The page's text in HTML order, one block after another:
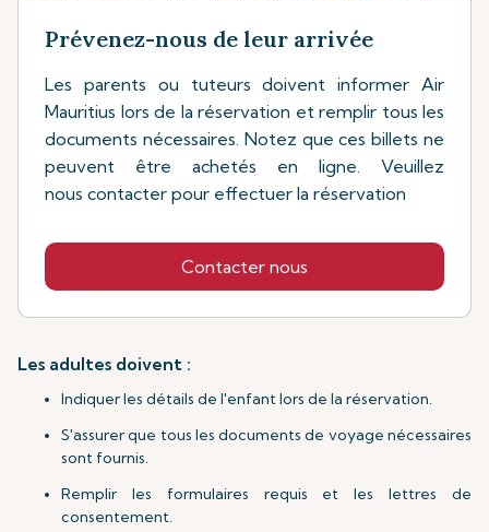
Prévenez-nous de leur arrivée
Les parents ou tuteurs doivent informer Air
Mauritius lors de la réservation et remplir tous les
documents nécessaires. Notez que ces billets ne
peuvent être achetés en ligne. Veuillez
nous contacter pour effectuer la réservation
Contacter nous
Les adultes doivent :
Indiquer les détails de l'enfant lors de la réservation.
S'assurer que tous les documents de voyage nécessaires
sont fournis.
Remplir les formulaires requis et les lettres de
consentement.